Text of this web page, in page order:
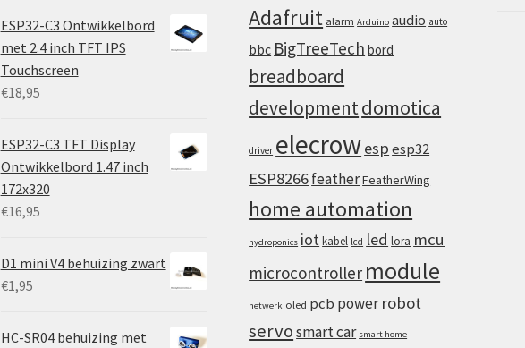
ESP32-C3 Ontwikkelbord
met 2.4 inch TFT IPS
Touchscreen
€18,95
ESP32-C3 TFT Display
Ontwikkelbord 1.47 inch
172x320
€16,95
D1 mini V4 behuizing zwart
€1,95
HC-SR04 behuizing met
Adafruit alarm Arduino audio auto
bbc BigTreeTech bord
breadboard
developmentdomotica
driver elecrowespesp32
ESP8266featherFeatherWing
home automation
hydroponics iotkabel lcd led lora mcu
microcontroller module
netwerk oled pcb power robot
servosmart car smart home